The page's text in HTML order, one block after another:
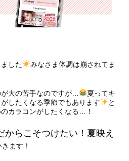
した
みなさま体調は崩されてま
大の苦手なのですが…
夏ってキ
したくなる季節でもあります
と
カラコンがしたくなる…！
からこそつけたい！夏映え
ます！